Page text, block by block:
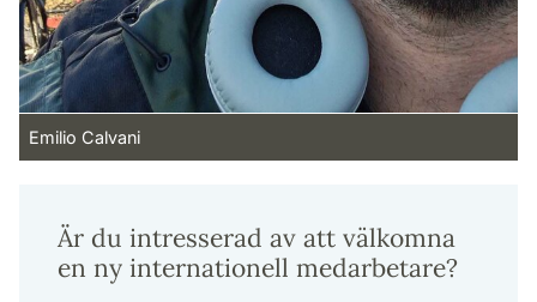
Emilio Calvani
Är du intresserad av att välkomna
en ny internationell medarbetare?